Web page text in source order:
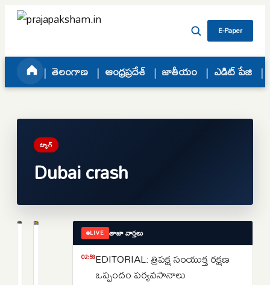
Skip to content
E-Paper
తెలంగాణ ఆంధ్రప్రదేశ్ జాతీయం ఎడిట్ పేజి
ట్యాగ్
Dubai crash
దుబాయ్‌లో
LIVE తాజా వార్తలు
02:58EDITORIAL: త్రిపక్ష సంయుక్త రక్షణ
ఒప్పందం పర్యవసానాలు